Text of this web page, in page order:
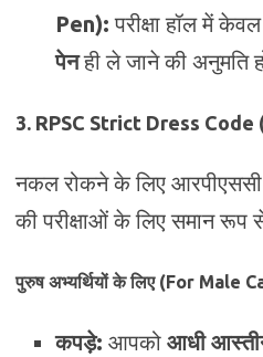
Pen): परीक्षा हॉल में
पेनही ले जाने की अनुमति
3. RPSC Strict Dress Code
नकल रोकने के लिए
की परीक्षाओं के लिए समान रूप
पुरुष अभ्यर्थियों के लिए (For Male
कपड़े: आपको आधी